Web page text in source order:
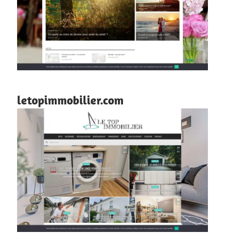
letopimmobilier.com